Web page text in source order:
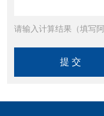
请输入计算结果（填写